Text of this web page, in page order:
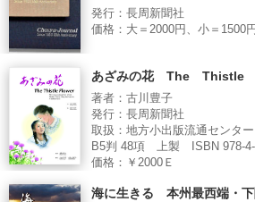
発行：長周新聞社
価格：大＝2000円、小＝1500円
あざみの花 The Thistle
著者：古川豊子
発行：長周新聞社
取扱：地方小出版流通センター
B5判 48項 上製 ISBN 978-4-
価格：￥2000Ｅ
海に生きる 本州最西端・